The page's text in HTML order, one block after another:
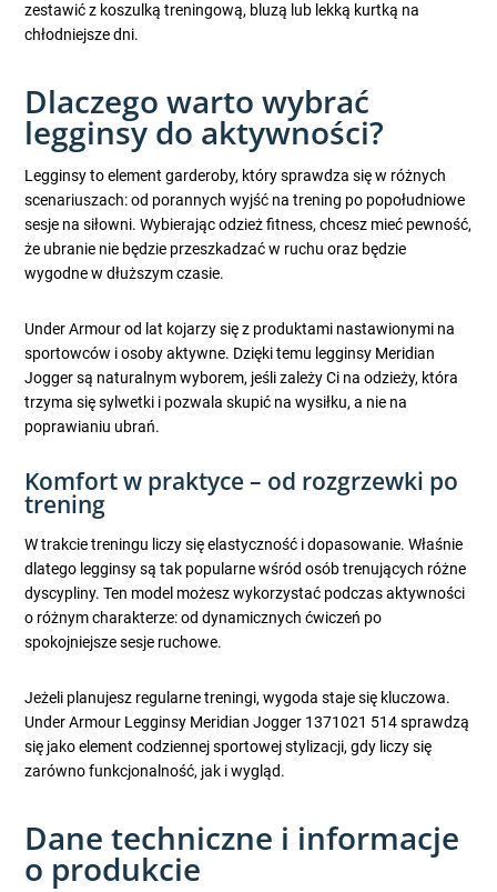
zestawić z koszulką treningową, bluzą lub lekką kurtką na
chłodniejsze dni.
Dlaczego warto wybrać
legginsy do aktywności?
Legginsy to element garderoby, który sprawdza się w różnych
scenariuszach: od porannych wyjść na trening po popołudniowe
sesje na siłowni. Wybierając odzież fitness, chcesz mieć pewność,
że ubranie nie będzie przeszkadzać w ruchu oraz będzie
wygodne w dłuższym czasie.
Under Armour od lat kojarzy się z produktami nastawionymi na
sportowców i osoby aktywne. Dzięki temu legginsy Meridian
Jogger są naturalnym wyborem, jeśli zależy Ci na odzieży, która
trzyma się sylwetki i pozwala skupić na wysiłku, a nie na
poprawianiu ubrań.
Komfort w praktyce – od rozgrzewki po
trening
W trakcie treningu liczy się elastyczność i dopasowanie. Właśnie
dlatego legginsy są tak popularne wśród osób trenujących różne
dyscypliny. Ten model możesz wykorzystać podczas aktywności
o różnym charakterze: od dynamicznych ćwiczeń po
spokojniejsze sesje ruchowe.
Jeżeli planujesz regularne treningi, wygoda staje się kluczowa.
Under Armour Legginsy Meridian Jogger 1371021 514 sprawdzą
się jako element codziennej sportowej stylizacji, gdy liczy się
zarówno funkcjonalność, jak i wygląd.
Dane techniczne i informacje
o produkcie